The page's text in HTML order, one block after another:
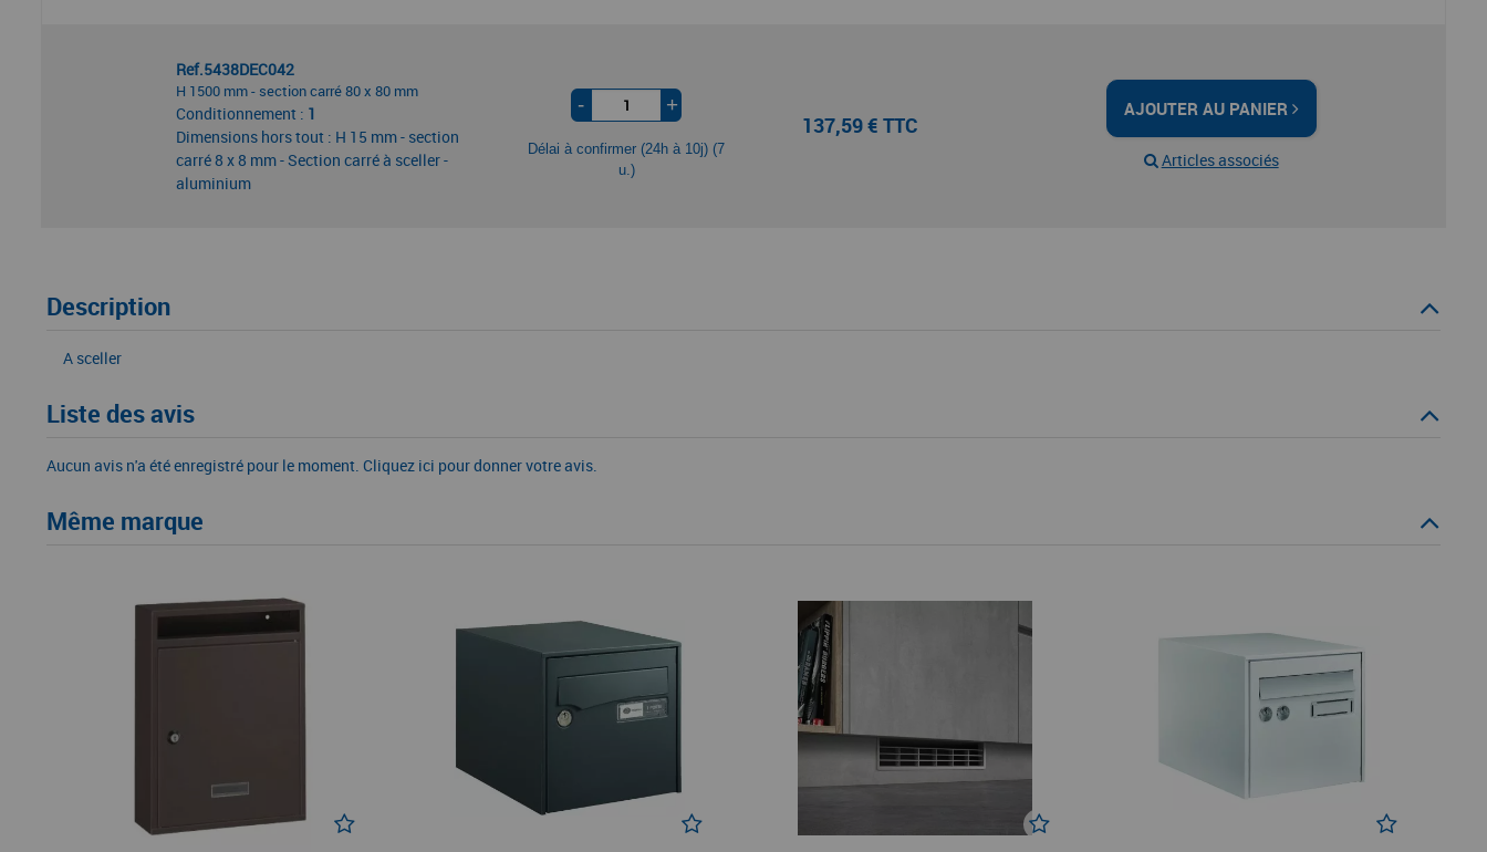
Ref.5438DEC042
H 1500 mm - section carré 80 x 80 mm
Conditionnement : 1
Dimensions hors tout : H 15 mm - section
carré 8 x 8 mm - Section carré à sceller -
aluminium
- +
Délai à confirmer (24h à 10j) (7
u.)
137,59 € TTC
AJOUTER AU PANIER
Articles associés
Description
A sceller
Liste des avis
Aucun avis n'a été enregistré pour le moment. Cliquez ici pour donner votre avis.
Même marque